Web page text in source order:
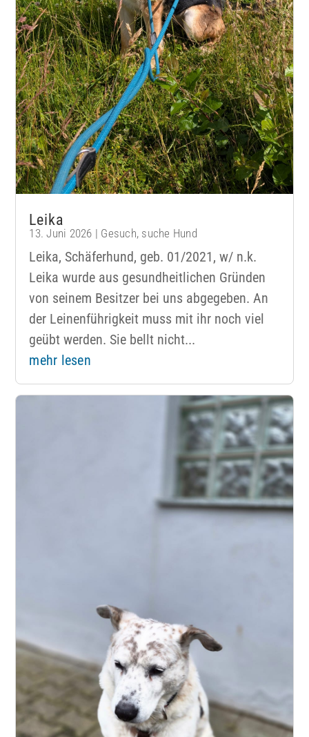
Leika
13. Juni 2026 | Gesuch, suche Hund
Leika, Schäferhund, geb. 01/2021, w/ n.k.
Leika wurde aus gesundheitlichen Gründen
von seinem Besitzer bei uns abgegeben. An
der Leinenführigkeit muss mit ihr noch viel
geübt werden. Sie bellt nicht...
mehr lesen